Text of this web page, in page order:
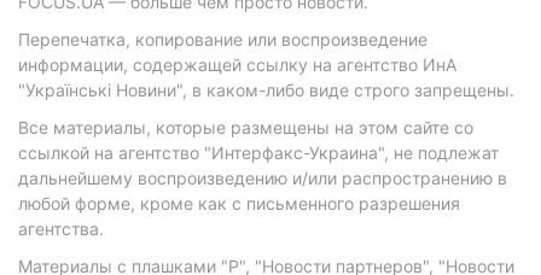
Перепечатка, копирование или воспроизведение
информации, содержащей ссылку на агентство ИнА
"Українські Новини", в каком-либо виде строго запрещены.
Все материалы, которые размещены на этом сайте со
ссылкой на агентство "Интерфакс-Украина", не подлежат
дальнейшему воспроизведению и/или распространению в
любой форме, кроме как с письменного разрешения
агентства.
Материалы с плашками "Р", "Новости партнеров", "Новости